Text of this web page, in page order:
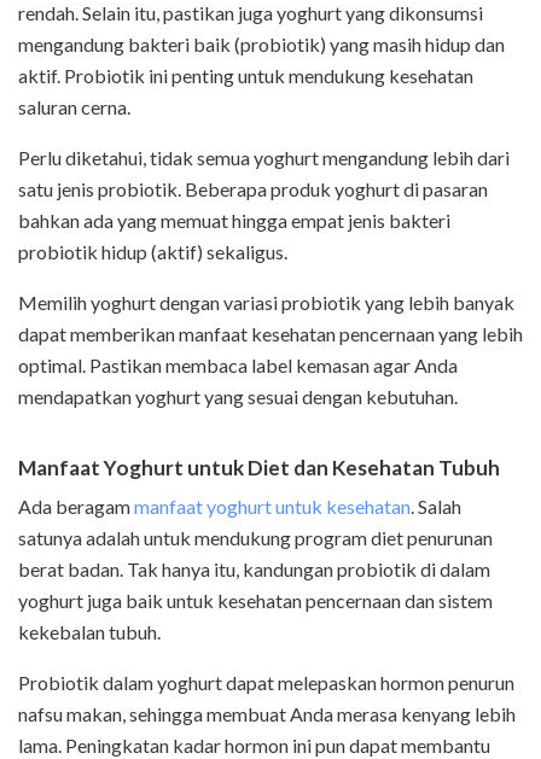
rendah. Selain itu, pastikan juga yoghurt yang dikonsumsi
mengandung bakteri baik (probiotik) yang masih hidup dan
aktif. Probiotik ini penting untuk mendukung kesehatan
saluran cerna.
Perlu diketahui, tidak semua yoghurt mengandung lebih dari
satu jenis probiotik. Beberapa produk yoghurt di pasaran
bahkan ada yang memuat hingga empat jenis bakteri
probiotik hidup (aktif) sekaligus.
Memilih yoghurt dengan variasi probiotik yang lebih banyak
dapat memberikan manfaat kesehatan pencernaan yang lebih
optimal. Pastikan membaca label kemasan agar Anda
mendapatkan yoghurt yang sesuai dengan kebutuhan.
Manfaat Yoghurt untuk Diet dan Kesehatan Tubuh
Ada beragammanfaat yoghurt untuk kesehatan. Salah
satunya adalah untuk mendukung program diet penurunan
berat badan. Tak hanya itu, kandungan probiotik di dalam
yoghurt juga baik untuk kesehatan pencernaan dan sistem
kekebalan tubuh.
Probiotik dalam yoghurt dapat melepaskan hormon penurun
nafsu makan, sehingga membuat Anda merasa kenyang lebih
lama. Peningkatan kadar hormon ini pun dapat membantu